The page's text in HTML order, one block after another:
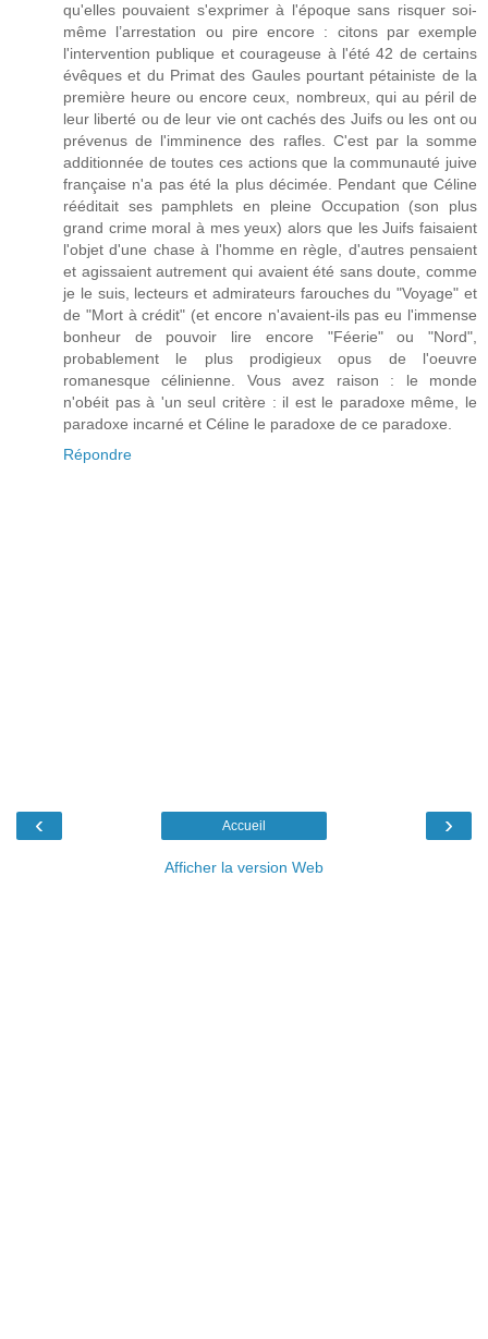
qu'elles pouvaient s'exprimer à l'époque sans risquer soi-
même l’arrestation ou pire encore : citons par exemple
l'intervention publique et courageuse à l'été 42 de certains
évêques et du Primat des Gaules pourtant pétainiste de la
première heure ou encore ceux, nombreux, qui au péril de
leur liberté ou de leur vie ont cachés des Juifs ou les ont ou
prévenus de l'imminence des rafles. C'est par la somme
additionnée de toutes ces actions que la communauté juive
française n'a pas été la plus décimée. Pendant que Céline
rééditait ses pamphlets en pleine Occupation (son plus
grand crime moral à mes yeux) alors que les Juifs faisaient
l'objet d'une chase à l'homme en règle, d'autres pensaient
et agissaient autrement qui avaient été sans doute, comme
je le suis, lecteurs et admirateurs farouches du "Voyage" et
de "Mort à crédit" (et encore n'avaient-ils pas eu l'immense
bonheur de pouvoir lire encore "Féerie" ou "Nord",
probablement le plus prodigieux opus de l'oeuvre
romanesque célinienne. Vous avez raison : le monde
n'obéit pas à 'un seul critère : il est le paradoxe même, le
paradoxe incarné et Céline le paradoxe de ce paradoxe.
Répondre
‹ ›
Accueil
Afficher la version Web